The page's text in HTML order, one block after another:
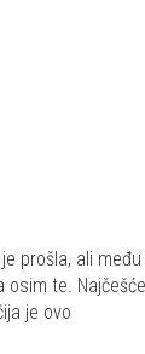
prošla, ali među
osim te. Najčešće
je ovo